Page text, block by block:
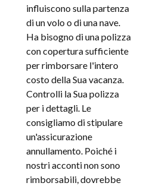
influiscono sulla partenza
di un volo o di una nave.
Ha bisogno di una polizza
con copertura sufficiente
per rimborsare l'intero
costo della Sua vacanza.
Controlli la Sua polizza
per i dettagli. Le
consigliamo di stipulare
un'assicurazione
annullamento. Poiché i
nostri acconti non sono
rimborsabili, dovrebbe